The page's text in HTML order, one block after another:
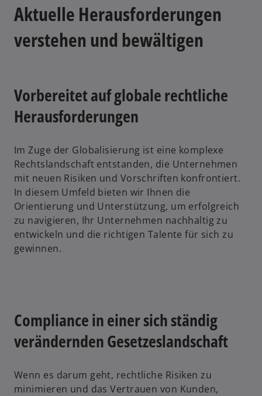
Aktuelle Herausforderungen
verstehen und bewältigen
Vorbereitet auf globale rechtliche
Herausforderungen
Im Zuge der Globalisierung ist eine komplexe
Rechtslandschaft entstanden, die Unternehmen
mit neuen Risiken und Vorschriften konfrontiert.
In diesem Umfeld bieten wir Ihnen die
Orientierung und Unterstützung, um erfolgreich
zu navigieren, Ihr Unternehmen nachhaltig zu
entwickeln und die richtigen Talente für sich zu
gewinnen.
Compliance in einer sich ständig
verändernden Gesetzeslandschaft
Wenn es darum geht, rechtliche Risiken zu
minimieren und das Vertrauen von Kunden,